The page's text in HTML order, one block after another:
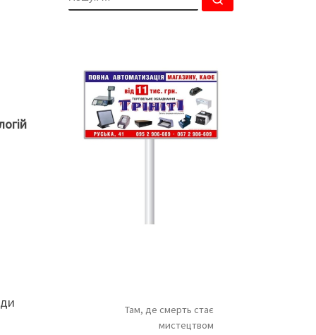
Там, де смерть стає
мистецтвом